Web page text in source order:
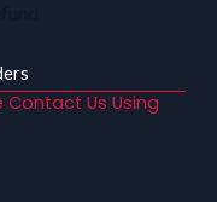
Contact Us Using